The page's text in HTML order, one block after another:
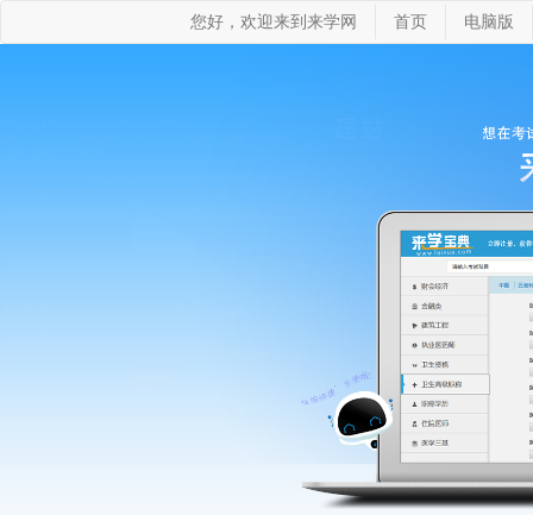
您好，欢迎来到来学网 首页 电脑版